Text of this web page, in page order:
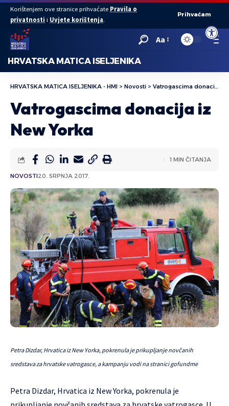
Open
Korištenjem ove stranice prihvaćate Pravila o
privatnosti i Uvjete korištenja.
Prihvaćam
Aa
HRVATSKA MATICA ISELJENIKA
HRVATSKA MATICA ISELJENIKA - HMI > Novosti > Vatrogascima donacija iz New Yorka
Vatrogascima donacija iz
New Yorka
NOVOSTI20. SRPNJA 2017.
1 MIN ČITANJA
Petra Dizdar, Hrvatica iz New Yorka, pokrenula je prikupljanje novčanih
sredstava za hrvatske vatrogasce, a kampanju vodi na stranici gofundme
Petra Dizdar, Hrvatica iz New Yorka, pokrenula je